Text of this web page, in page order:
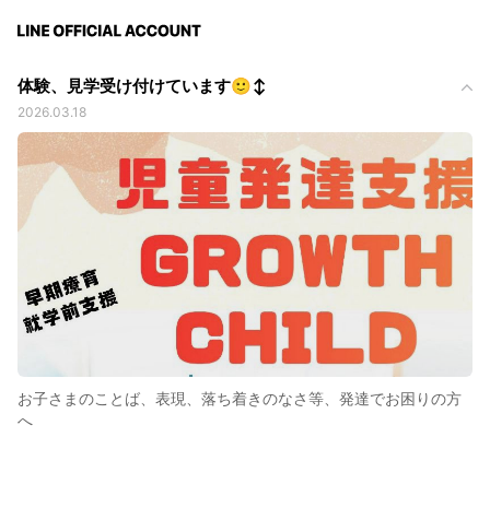
体験、見学受け付けています🙂‍↕️
2026.03.18
お子さまのことば、表現、落ち着きのなさ等、発達でお困りの方
へ